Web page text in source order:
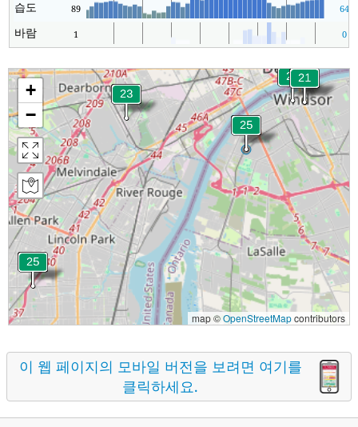
습도 89 64
바람 1 0
+
−
map ©OpenStreetMapcontributors
이 웹 페이지의 모바일 버전을 보려면 여기를
클릭하세요.